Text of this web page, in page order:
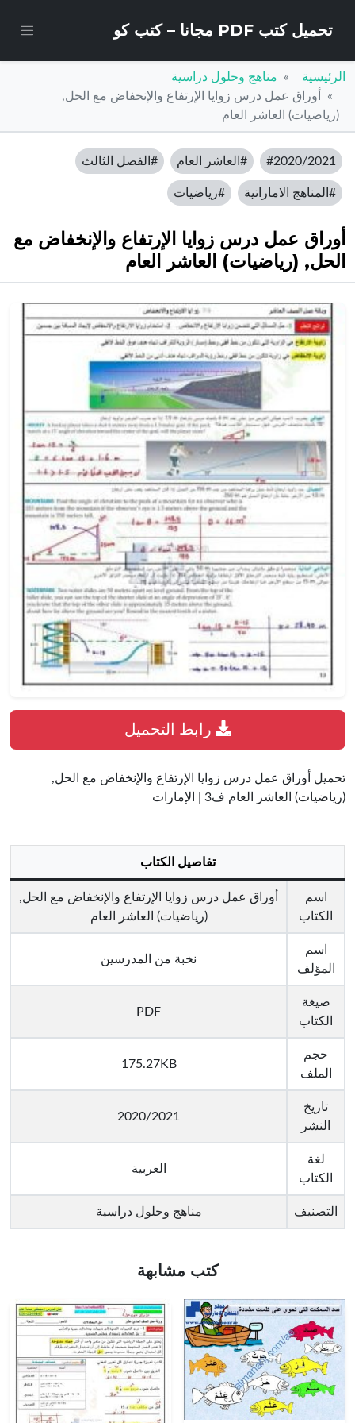
تحميل كتب PDF مجانا – كتب كو
الرئيسية
مناهج وحلول دراسية
أوراق عمل درس زوايا الإرتفاع والإنخفاض مع الحل,
(رياضيات) العاشر العام
#2020/2021 #العاشر العام #الفصل الثالث
#المناهج الاماراتية #رياضيات
أوراق عمل درس زوايا الإرتفاع والإنخفاض مع
الحل, (رياضيات) العاشر العام
تحميل أوراق عمل درس زوايا الإرتفاع والإنخفاض مع الحل,
(رياضيات) العاشر العام ف3 | الإمارات
تفاصيل الكتاب
اسم
الكتاب
أوراق عمل درس زوايا الإرتفاع والإنخفاض مع الحل,
(رياضيات) العاشر العام
اسم
المؤلف
نخبة من المدرسين
صيغة
الكتاب
PDF
حجم
الملف
175.27KB
تاريخ
النشر
2020/2021
لغة
الكتاب
العربية
التصنيف مناهج وحلول دراسية
كتب مشابهة